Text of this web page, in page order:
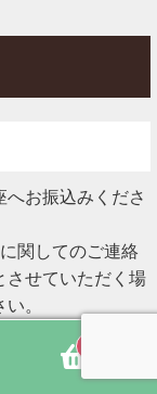
へお振込みくださ
関してのご連絡
させていただく場
。
ください。